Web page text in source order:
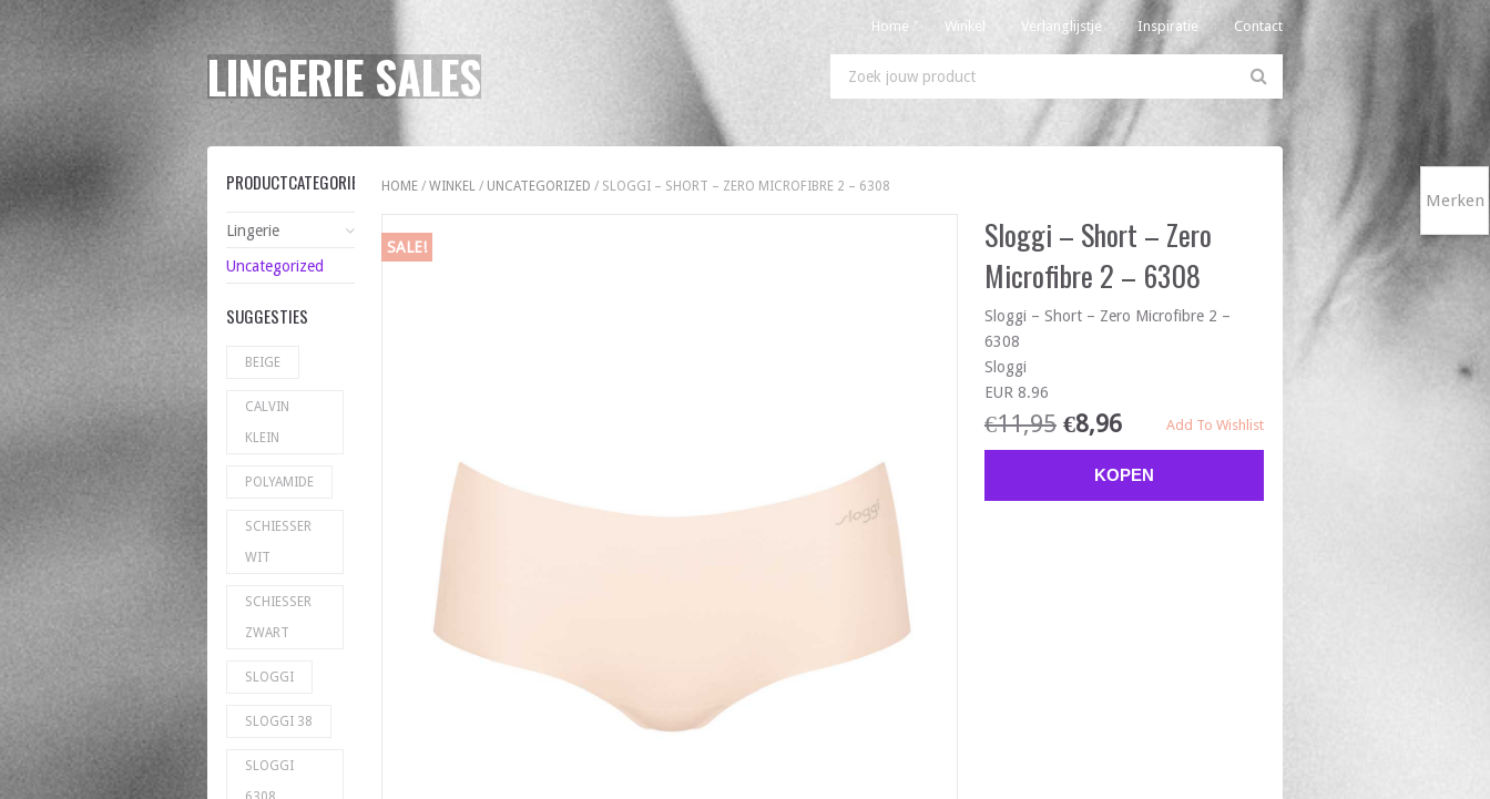
Home Winkel Verlanglijstje Inspiratie Contact
LINGERIE SALES
HOME/ WINKEL/ UNCATEGORIZED / SLOGGI – SHORT – ZERO MICROFIBRE 2 – 6308
SALE!
Sloggi – Short – Zero
Microfibre 2 – 6308
Sloggi – Short – Zero Microfibre 2 –
6308
Sloggi
EUR 8.96
€11,95 €8,96
KOPEN
Add To Wishlist
PRODUCTCATEGORIEËN
Lingerie
Uncategorized
SUGGESTIES
BEIGE
CALVIN
KLEIN
POLYAMIDE
SCHIESSER
WIT
SCHIESSER
ZWART
SLOGGI
SLOGGI 38
SLOGGI
Merken